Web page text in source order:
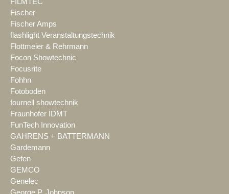
Fischer
Fischer Amps
flashlight Veranstaltungstechnik
Flottmeier & Rehrmann
Focon Showtechnic
Focusrite
Fohhn
Fotoboden
fournell showtechnik
Fraunhofer IDMT
FunTech Innovation
GAHRENS + BATTERMANN
Gardemann
Gefen
GEMCO
Genelec
George P. Johnson